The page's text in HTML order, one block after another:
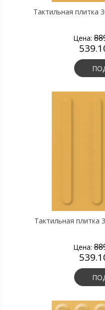
Тактильная плитка
Цена:
Тактильная плитка
Цена: